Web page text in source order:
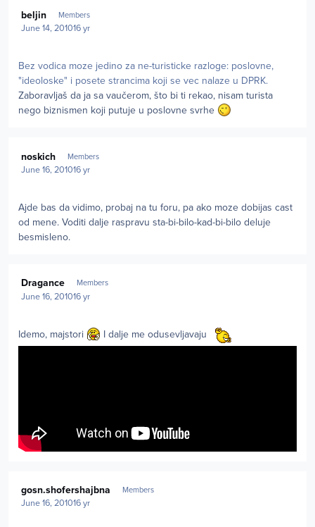
beljin Members
June 14, 201016 yr
Bez vodica moze jedino za ne-turisticke razloge: poslovne,
"ideoloske" i posete strancima koji se vec nalaze u DPRK.
Zaboravljaš da ja sa vaučerom, što bi ti rekao, nisam turista
nego biznismen koji putuje u poslovne svrhe
noskich Members
June 16, 201016 yr
Ajde bas da vidimo, probaj na tu foru, pa ako moze dobijas cast
od mene. Voditi dalje raspravu sta-bi-bilo-kad-bi-bilo deluje
besmisleno.
Dragance Members
June 16, 201016 yr
Idemo, majstori I dalje me odusevljavaju
gosn.shofershajbna Members
June 16, 201016 yr